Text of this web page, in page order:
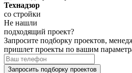
Технадзор
со стройки
Не нашли
подходящий проект?
Запросите подборку проектов,
пришлет проекты по вашим
Запросить подборку проектов